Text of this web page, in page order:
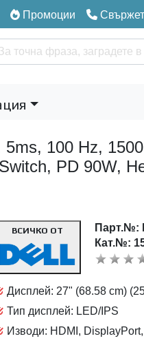
Промоции
100 Hz,
PD 90W,
ВСИЧКО ОТ Парт.№:
Кат.№:
Дисплей: 27" (68.58 cm)
Тип дисплей: LED/IPS
Изводи: HDMI,